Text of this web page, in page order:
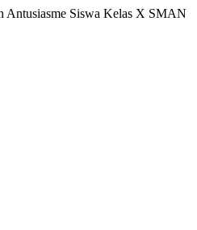
Antusiasme Siswa Kelas X SMAN